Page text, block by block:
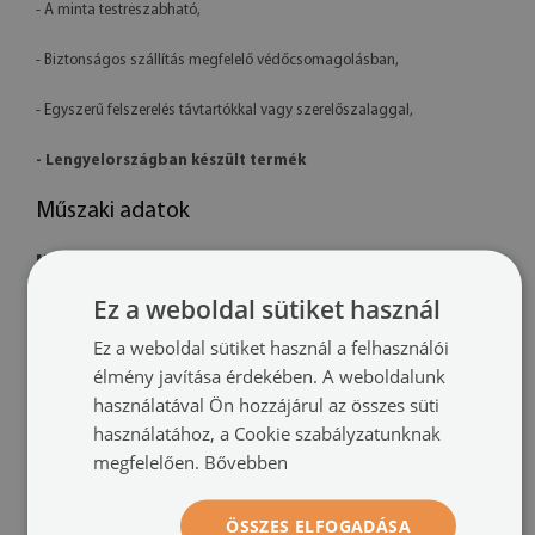
- A minta testreszabható,
- Biztonságos szállítás megfelelő védőcsomagolásban,
- Egyszerű felszerelés távtartókkal vagy szerelőszalaggal,
- Lengyelországban készült termék
Műszaki adatok
Méretek:
4 mm vastag akril
Tájolás: vízszintes
Felszerelési rendszer: távtartó rögzítők vagy szerelőszalag
További információk:
Ez a weboldal sütiket használ
Ez a weboldal sütiket használ a felhasználói
élmény javítása érdekében. A weboldalunk
használatával Ön hozzájárul az összes süti
használatához, a Cookie szabályzatunknak
megfelelően. Bővebben
ÖSSZES ELFOGADÁSA